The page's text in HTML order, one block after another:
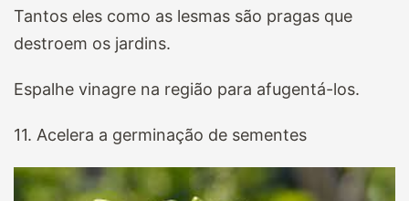
Tantos eles como as lesmas são pragas que
destroem os jardins.
Espalhe vinagre na região para afugentá-los.
11. Acelera a germinação de sementes